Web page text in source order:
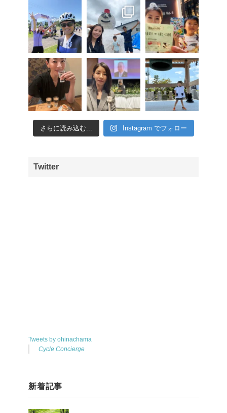
さらに読み込む... Instagram でフォロー
Twitter
Tweets by ohinachama
Cycle Concierge
新着記事